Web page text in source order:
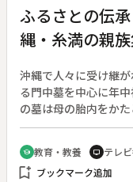
ふるさとの伝
縄・糸満の親
沖縄で人々に受け継
る門中墓を中心に年
の墓は母の胎内をか
りも永遠の住みかの
高いといわれる糸満
つけ集まり和やかに
school 教育・教養 tv テレ
bookmark_add ブックマーク追加